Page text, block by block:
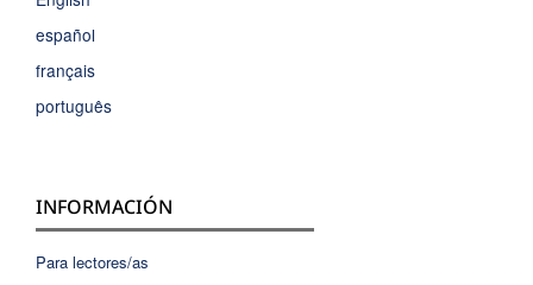
español
français
português
INFORMACIÓN
Para lectores/as